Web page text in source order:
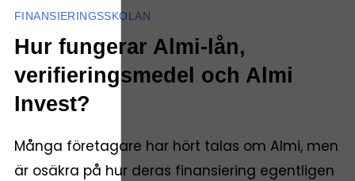
FINANSIERINGSSKOLAN
Hur fungerar Almi-lån,
verifieringsmedel och Almi
Invest?
Många företagare har hört talas om Almi, men
är osäkra på hur deras finansiering egentligen